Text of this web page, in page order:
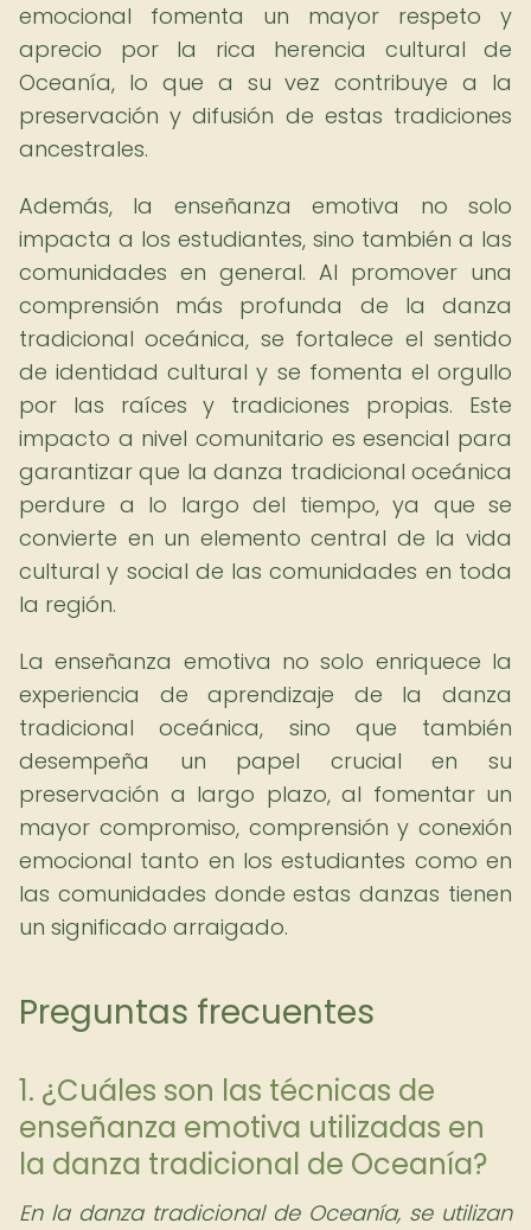
emocional fomenta un mayor respeto y
aprecio por la rica herencia cultural de
Oceanía, lo que a su vez contribuye a la
preservación y difusión de estas tradiciones
ancestrales.
Además, la enseñanza emotiva no solo
impacta a los estudiantes, sino también a las
comunidades en general. Al promover una
comprensión más profunda de la danza
tradicional oceánica, se fortalece el sentido
de identidad cultural y se fomenta el orgullo
por las raíces y tradiciones propias. Este
impacto a nivel comunitario es esencial para
garantizar que la danza tradicional oceánica
perdure a lo largo del tiempo, ya que se
convierte en un elemento central de la vida
cultural y social de las comunidades en toda
la región.
La enseñanza emotiva no solo enriquece la
experiencia de aprendizaje de la danza
tradicional oceánica, sino que también
desempeña un papel crucial en su
preservación a largo plazo, al fomentar un
mayor compromiso, comprensión y conexión
emocional tanto en los estudiantes como en
las comunidades donde estas danzas tienen
un significado arraigado.
Preguntas frecuentes
1. ¿Cuáles son las técnicas de
enseñanza emotiva utilizadas en
la danza tradicional de Oceanía?
En la danza tradicional de Oceanía, se utilizan